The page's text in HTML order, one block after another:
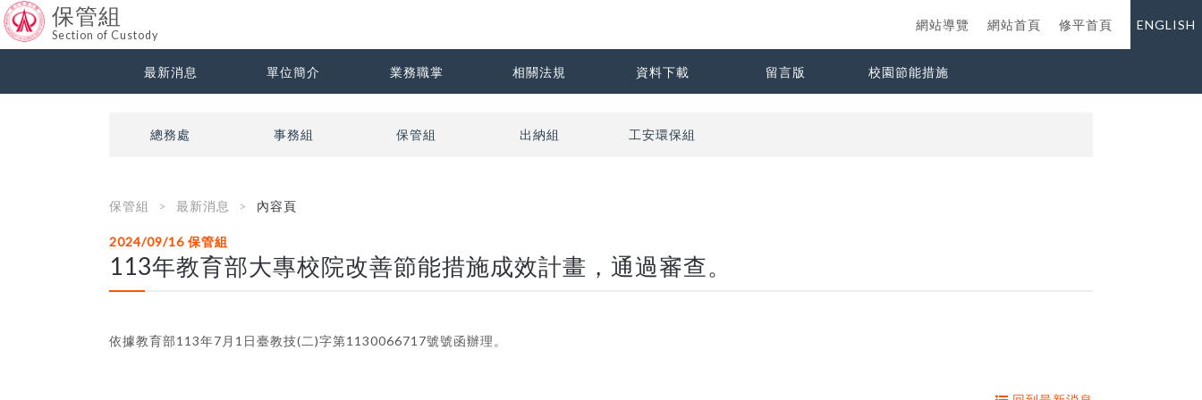
保管組
Section of Custody
網站導覽 網站首頁 修平首頁 ENGLISH
最新消息 單位簡介 業務職掌 相關法規 資料下載 留言版 校園節能措施
總務處 事務組 保管組 出納組 工安環保組
保管組 最新消息 內容頁
2024/09/16 保管組
113年教育部大專校院改善節能措施成效計畫，通過審查。
依據教育部113年7月1日臺教技(二)字第1130066717號號函辦理。